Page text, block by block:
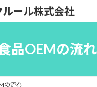
ルール株式会社
品OEMの流れ
の流れ